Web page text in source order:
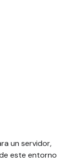
un servidor,
este entorno